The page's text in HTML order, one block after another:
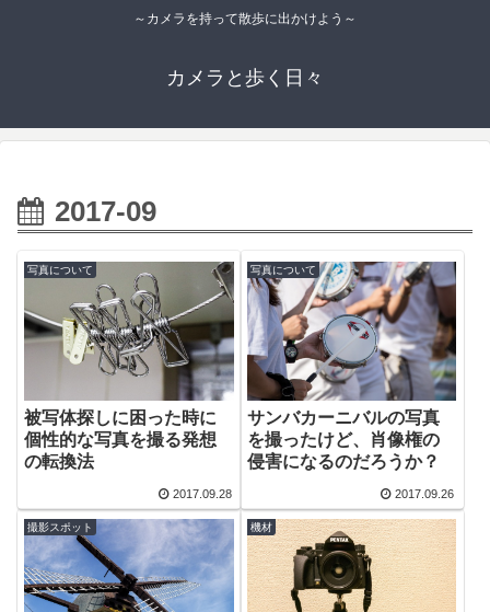
～カメラを持って散歩に出かけよう～
カメラと歩く日々
2017-09
写真について
被写体探しに困った時に
個性的な写真を撮る発想
の転換法
2017.09.28
写真について
サンバカーニバルの写真
を撮ったけど、肖像権の
侵害になるのだろうか？
2017.09.26
撮影スポット 機材